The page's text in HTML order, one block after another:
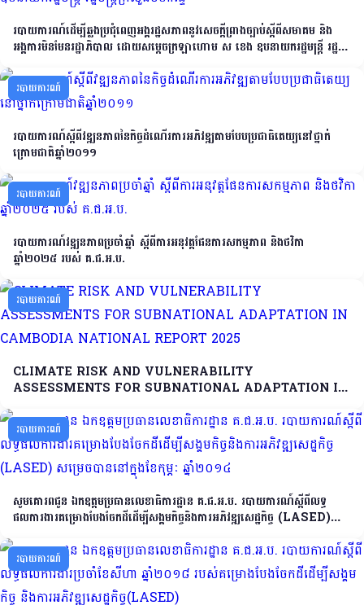
របាយការណ៍ដើម្បីឆ្លងប្រជុំពេញអង្គរដ្ឋសភាពនូវសេចក្តីព្រាងច្បាប់ស្តីពីសមាគម និង
អង្គការមិនមែនរដ្ឋាភិបាល ដោយសម្តេចក្រឡាហោម​ ស ខេង ឧបនាយករដ្ឋមន្រ្តី រដ្ឋ
របាយការណ៍
របាយការណ៍ស្តីពីវឌ្ឍនភាពនៃកិច្ចដំណើរការអភិវឌ្ឍតាមបែបប្រជាធិតេយ្យនៅថ្នាក់
ក្រោមជាតិឆ្នាំ២០១១
របាយការណ៍
របាយការណ៍វឌ្ឍនភាពប្រចាំឆ្នាំ ស្តីពីការអនុវត្តផែនការសកម្មភាព និងថវិកា
ឆ្នាំ២០២៥ របស់ គ.ជ.អ.ប.
របាយការណ៍
CLIMATE RISK AND VULNERABILITY
ASSESSMENTS FOR SUBNATIONAL ADAPTATION IN
របាយការណ៍
សូមគោរពជូន ឯកឧត្តមប្រធានលេខាធិការដ្ឋាន គ.ជ.អ.ប. របាយការណ៍ស្តីពីលទ្ធ
ផលការងារគម្រោងបែងចែកដីដើម្បីសង្គមកិច្ចនិងការអភិវឌ្ឍសេដ្ឋកិច្ច (LASED)
របាយការណ៍